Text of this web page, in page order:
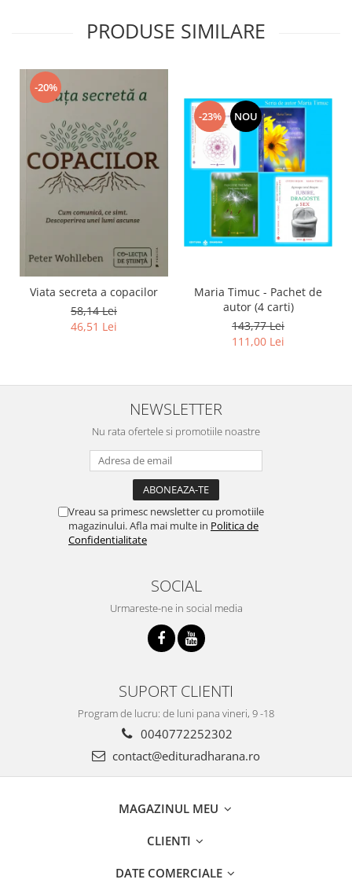
PRODUSE SIMILARE
-20%
Viata secreta a copacilor
58,14 Lei
46,51 Lei
-23% NOU
Maria Timuc - Pachet de
autor (4 carti)
143,77 Lei
111,00 Lei
NEWSLETTER
Nu rata ofertele si promotiile noastre
Vreau sa primesc newsletter cu promotiile
magazinului. Afla mai multe in Politica de
Confidentialitate
SOCIAL
Urmareste-ne in social media
SUPORT CLIENTI
Program de lucru: de luni pana vineri, 9 -18
0040772252302
contact@edituradharana.ro
MAGAZINUL MEU
CLIENTI
DATE COMERCIALE